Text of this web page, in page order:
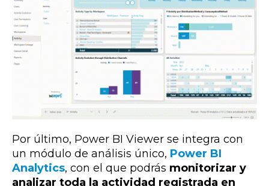
Por último, Power BI Viewer se integra con
un módulo de análisis único, Power BI
Analytics, con el que podrás monitorizar y
analizar toda la actividad registrada en